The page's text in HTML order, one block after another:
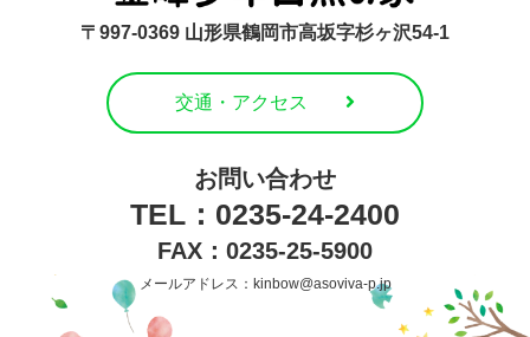
〒997-0369 山形県鶴岡市高坂字杉ヶ沢54-1
交通・アクセス
お問い合わせ
TEL：0235-24-2400
FAX：0235-25-5900
メールアドレス：kinbow@asoviva-p.jp